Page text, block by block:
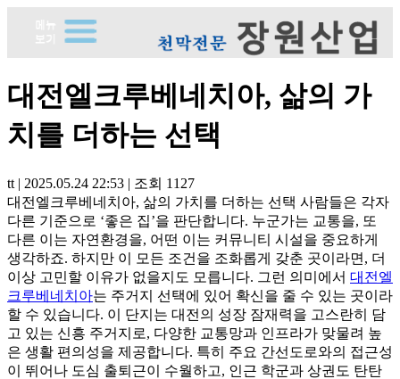
대전엘크루베네치아, 삶의 가
치를 더하는 선택
tt | 2025.05.24 22:53 | 조회 1127
대전엘크루베네치아, 삶의 가치를 더하는 선택 사람들은 각자
다른 기준으로 ‘좋은 집’을 판단합니다. 누군가는 교통을, 또
다른 이는 자연환경을, 어떤 이는 커뮤니티 시설을 중요하게
생각하죠. 하지만 이 모든 조건을 조화롭게 갖춘 곳이라면, 더
이상 고민할 이유가 없을지도 모릅니다. 그런 의미에서 대전엘
크루베네치아는 주거지 선택에 있어 확신을 줄 수 있는 곳이라
할 수 있습니다. 이 단지는 대전의 성장 잠재력을 고스란히 담
고 있는 신흥 주거지로, 다양한 교통망과 인프라가 맞물려 높
은 생활 편의성을 제공합니다. 특히 주요 간선도로와의 접근성
이 뛰어나 도심 출퇴근이 수월하고, 인근 학군과 상권도 탄탄